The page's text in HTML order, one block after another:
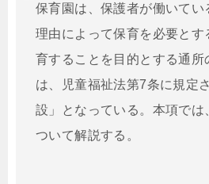
保育園は、保護者が働いてい
理由によって保育を必要とす
育することを目的とする通所
は、児童福祉法第7条に規定
設」となっている。本項では
ついて解説する。